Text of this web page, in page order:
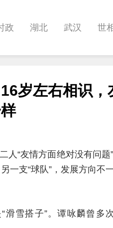
政 湖北 武汉 世
帅作文 International
岁左右相识
人“友情方面绝对没有问
一支“球队”，发展方向不
雪搭子”。谭咏麟曾多